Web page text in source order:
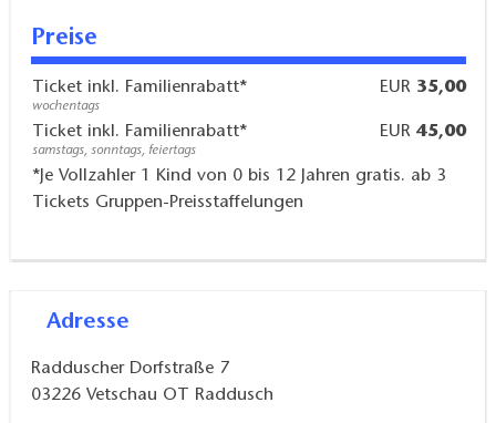
Preise
Ticket inkl. Familienrabatt* EUR35,00
wochentags
Ticket inkl. Familienrabatt* EUR45,00
samstags, sonntags, feiertags
*Je Vollzahler 1 Kind von 0 bis 12 Jahren gratis. ab 3
Tickets Gruppen-Preisstaffelungen
Adresse
Radduscher Dorfstraße 7
03226 Vetschau OT Raddusch